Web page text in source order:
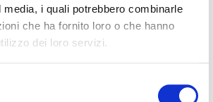
media, i quali potrebbero combinarle
che ha fornito loro o che hanno
dei loro servizi.
Annulla